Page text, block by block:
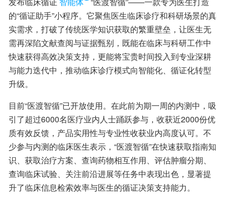
的“循证助手”小程序。它聚焦医生临床诊疗和科研场景的真
实需求，打破了传统医学知识获取的繁重壁垒，让医生无
需再深陷文献查阅与证据甄别，既能在临床与科研工作中
快速获得高效决策支持，更能将宝贵时间投入到专业深耕
与能力迭代中，推动临床诊疗模式向智能化、循证化转型
升级。
目前“医渡智循”已开放使用。在此前为期一周的内测中，吸
引了超过6000名医疗业内人士踊跃参与，收获近2000份优
质有效反馈，产品实用性与专业性收获业内高度认可。不
少参与内测的临床医生表示，“医渡智循”在快速获取指南知
识、获取治疗方案、查询药物相互作用、评估肿瘤分期、
查询临床试验、关注前沿进展等任务中表现出色，显著提
升了临床信息检索效率与医生的循证决策支持能力。